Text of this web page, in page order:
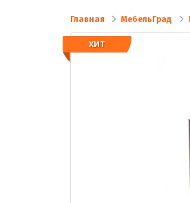
Главная МебельГрад
ХИТ